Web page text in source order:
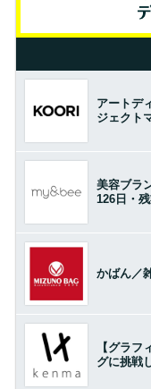
アートデ
ジェクト
美容ブラ
126日・
かばん／
【グラ
グに挑戦